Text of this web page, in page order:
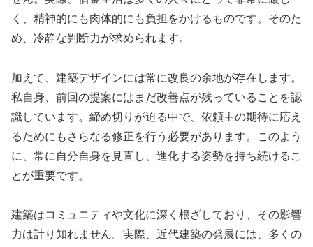
く、精神的にも肉体的にも負担をかけるものです。そのた
め、冷静な判断力が求められます。
加えて、建築デザインには常に改良の余地が存在します。
私自身、前回の提案にはまだ改善点が残っていることを認
識しています。締め切りが迫る中で、依頼主の期待に応え
るためにもさらなる修正を行う必要があります。このよう
に、常に自分自身を見直し、進化する姿勢を持ち続けるこ
とが重要です。
建築はコミュニティや文化に深く根ざしており、その影響
力は計り知れません。実際、近代建築の発展には、多くの